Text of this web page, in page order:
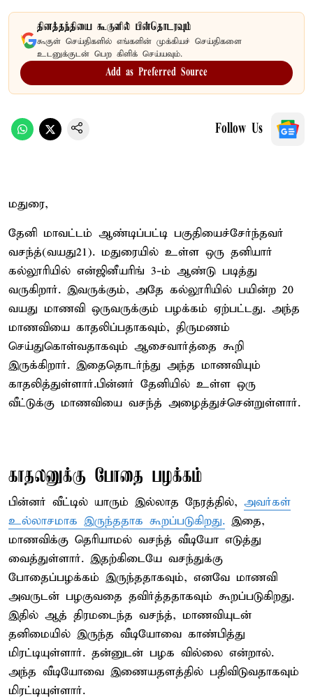
தினத்தந்தியை கூகுளில் பின்தொடரவும்
கூகுள் செய்திகளில் எங்களின் முக்கியச் செய்திகளை
உடனுக்குடன் பெற கிளிக் செய்யவும்.
Add as Preferred Source
Follow Us
மதுரை,
தேனி மாவட்டம் ஆண்டிப்பட்டி பகுதியைச்சேர்ந்தவர்
வசந்த்(வயது21). மதுரையில் உள்ள ஒரு தனியார்
கல்லூரியில் என்ஜினீயரிங் 3-ம் ஆண்டு படித்து
வருகிறார். இவருக்கும், அதே கல்லூரியில் பயின்ற 20
வயது மாணவி ஒருவருக்கும் பழக்கம் ஏற்பட்டது. அந்த
மாணவியை காதலிப்பதாகவும், திருமணம்
செய்துகொள்வதாகவும் ஆசைவார்த்தை கூறி
இருக்கிறார். இதைதொடர்ந்து அந்த மாணவியும்
காதலித்துள்ளார்.பின்னர் தேனியில் உள்ள ஒரு
வீட்டுக்கு மாணவியை வசந்த் அழைத்துச்சென்றுள்ளார்.
காதலனுக்கு போதை பழக்கம்
பின்னர் வீட்டில் யாரும் இல்லாத நேரத்தில், அவர்கள்
உல்லாசமாக இருந்ததாக கூறப்படுகிறது. இதை,
மாணவிக்கு தெரியாமல் வசந்த் வீடியோ எடுத்து
வைத்துள்ளார். இதற்கிடையே வசந்துக்கு
போதைப்பழக்கம் இருந்ததாகவும், எனவே மாணவி
அவருடன் பழகுவதை தவிர்த்ததாகவும் கூறப்படுகிறது.
இதில் ஆத் திரமடைந்த வசந்த், மாணவியுடன்
தனிமையில் இருந்த வீடியோவை காண்பித்து
மிரட்டியுள்ளார். தன்னுடன் பழக வில்லை என்றால்.
அந்த வீடியோவை இணையதளத்தில் பதிவிடுவதாகவும்
மிரட்டியுள்ளார்.